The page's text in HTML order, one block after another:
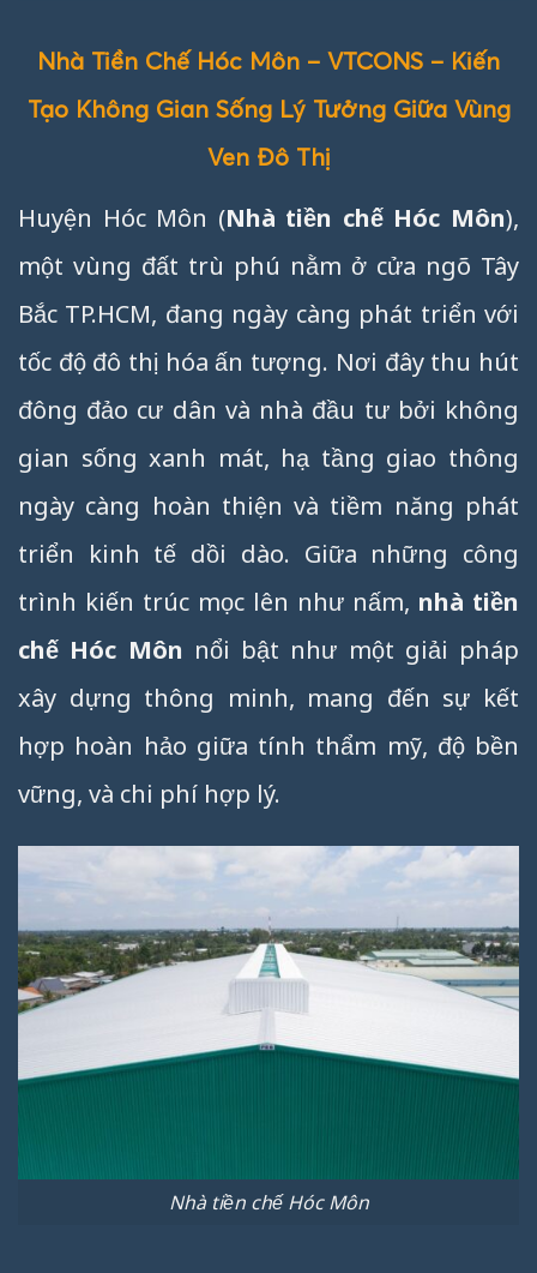
Nhà Tiền Chế Hóc Môn – VTCONS – Kiến
Tạo Không Gian Sống Lý Tưởng Giữa Vùng
Ven Đô Thị
Huyện Hóc Môn (Nhà tiền chế Hóc Môn),
một vùng đất trù phú nằm ở cửa ngõ Tây
Bắc TP.HCM, đang ngày càng phát triển với
tốc độ đô thị hóa ấn tượng. Nơi đây thu hút
đông đảo cư dân và nhà đầu tư bởi không
gian sống xanh mát, hạ tầng giao thông
ngày càng hoàn thiện và tiềm năng phát
triển kinh tế dồi dào. Giữa những công
trình kiến trúc mọc lên như nấm, nhà tiền
chế Hóc Môn nổi bật như một giải pháp
xây dựng thông minh, mang đến sự kết
hợp hoàn hảo giữa tính thẩm mỹ, độ bền
vững, và chi phí hợp lý.
Nhà tiền chế Hóc Môn